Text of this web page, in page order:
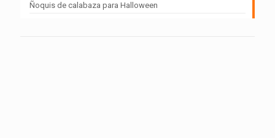
Ñoquis de calabaza para Halloween